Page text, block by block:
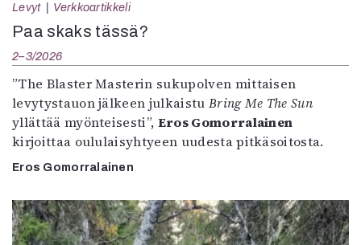
Levyt Verkkoartikkeli
Paa skaks tässä?
2–3/2026
”The Blaster Masterin sukupolven mittaisen
levytystauon jälkeen julkaistu Bring Me The Sun
yllättää myönteisesti”, Eros Gomorralainen
kirjoittaa oululaisyhtyeen uudesta pitkäsoitosta.
Eros Gomorralainen